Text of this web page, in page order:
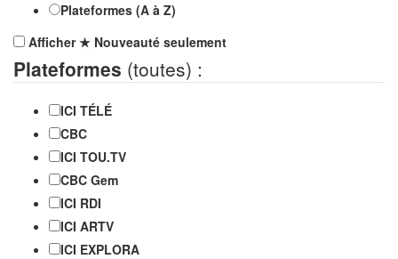
Plateformes (A à Z)
Afficher★ Nouveauté seulement
Plateformes (toutes) :
ICI TÉLÉ
CBC
ICI TOU.TV
CBC Gem
ICI RDI
ICI ARTV
ICI EXPLORA